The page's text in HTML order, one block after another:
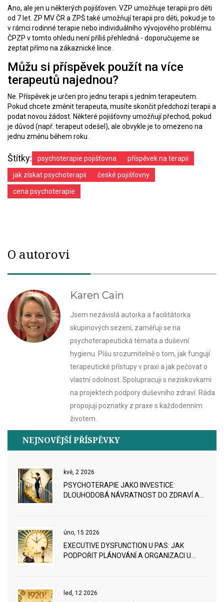
Ano, ale jen u některých pojišťoven. VZP umožňuje terapii pro děti
od 7 let. ZP MV ČR a ZPŠ také umožňují terapii pro děti, pokud je to
v rámci rodinné terapie nebo individuálního vývojového problému.
ČPZP v tomto ohledu není příliš přehledná - doporučujeme se
zeptat přímo na zákaznické lince.
Můžu si příspěvek použít na více
terapeutů najednou?
Ne. Příspěvek je určen pro jednu terapii s jedním terapeutem.
Pokud chcete změnit terapeuta, musíte skončit předchozí terapii a
podat novou žádost. Některé pojišťovny umožňují přechod, pokud
je důvod (např. terapeut odešel), ale obvykle je to omezeno na
jednu změnu během roku.
Štítky: psychoterapie pojišťovna příspěvek na terapii
jak získat psychoterapii české pojišťovny
cena psychoterapie
O autorovi
Karen Cain
Jsem nezávislá autorka a facilitátorka
skupinových sezení, zaměřuji se na
psychoterapeutická témata a duševní
hygienu. Píšu srozumitelně o tom, jak fungují
terapeutické přístupy v praxi a jak pečovat o
vlastní odolnost. Spolupracuji s neziskovkami
na projektech podpory duševního zdraví. Ráda
propojuji poznatky z praxe s každodenním
životem.
NEJNOVĚJŠÍ PŘÍSPĚVKY
kvě, 2 2026
PSYCHOTERAPIE JAKO INVESTICE:
DLOUHODOBÁ NÁVRATNOST DO ZDRAVÍ A
úno, 15 2026
EXECUTIVE DYSFUNCTION U PAS: JAK
PODPOŘIT PLÁNOVÁNÍ A ORGANIZACI U
led, 12 2026